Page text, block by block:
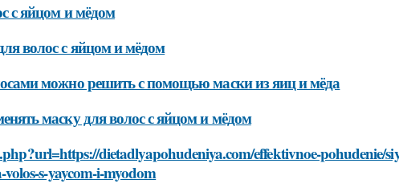
с яйцом и мёдом
волос с яйцом и мёдом
можно решить с помощью маски из яиц и мёда
маску для волос с яйцом и мёдом
dietadlyapohudeniya.com/effektivnoe-pohudenie/
s-yaycom-i-myodom